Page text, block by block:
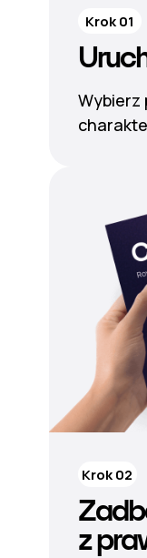
Wybierz
Krok 01
z
Krok 02